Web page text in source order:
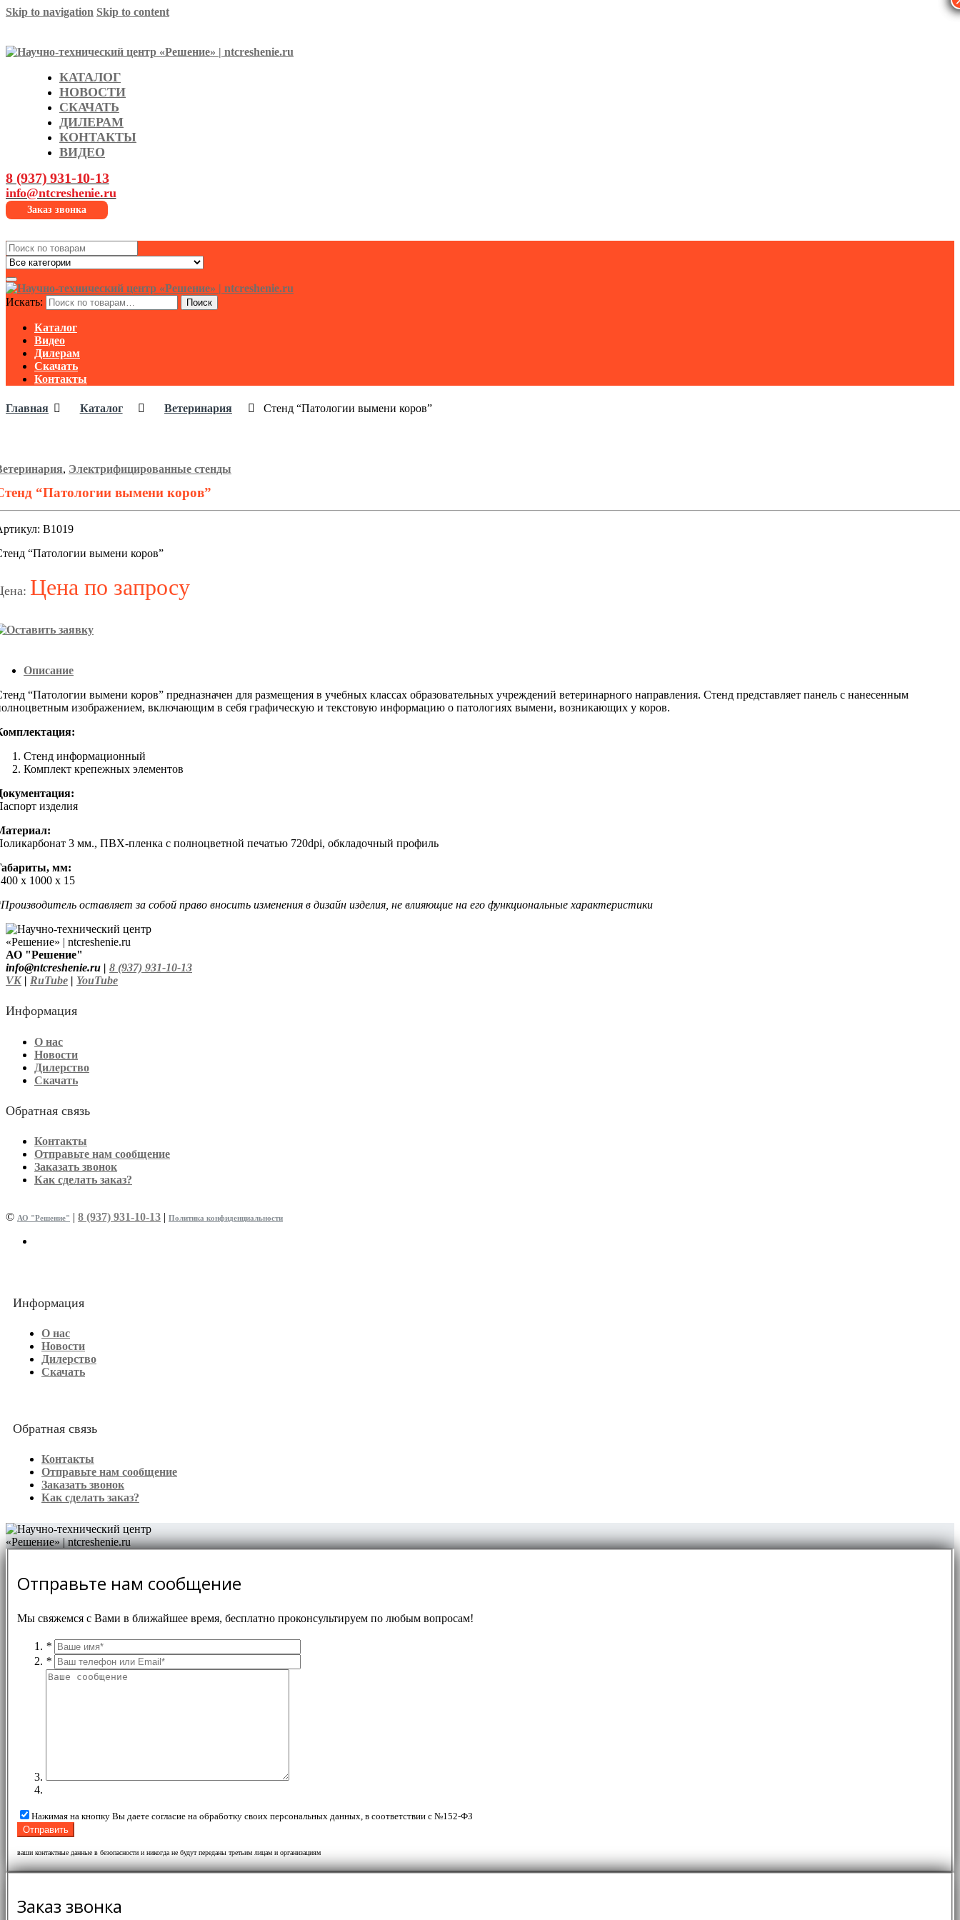
Skip to navigation Skip to content
КАТАЛОГ
НОВОСТИ
СКАЧАТЬ
ДИЛЕРАМ
КОНТАКТЫ
ВИДЕО
8 (937) 931-10-13
info@ntcreshenie.ru
Заказ звонка
Search
for:
Искать: Поиск
Каталог
Видео
Дилерам
Скачать
Контакты
Главная Каталог Ветеринария Стенд “Патологии вымени коров”
, Электрифицированные стенды
“Патологии вымени коров”
В1019
“Патологии вымени коров”
Цена по запросу
Описание
“Патологии вымени коров” предназначен для размещения в учебных классах образовательных учреждений ветеринарного направления. Стенд представляет панель с нанесенным
изображением, включающим в себя графическую и текстовую информацию о патологиях вымени, возникающих у коров.
Стенд информационный
Комплект крепежных элементов
изделия
3 мм., ПВХ-пленка с полноцветной печатью 720dpi, обкладочный профиль
мм:
х 1000 х 15
оставляет за собой право вносить изменения в дизайн изделия, не влияющие на его функциональные характеристики
АО "Решение"
info@ntcreshenie.ru | 8 (937) 931-10-13
VK| RuTube | YouTube
Информация
О нас
Новости
Дилерство
Скачать
Обратная связь
Контакты
Отправьте нам сообщение
Заказать звонок
Как сделать заказ?
© АО "Решение" | 8 (937) 931-10-13 | Политика конфиденциальности
Информация
О нас
Новости
Дилерство
Скачать
Обратная связь
Контакты
Отправьте нам сообщение
Заказать звонок
Как сделать заказ?
Отправьте нам сообщение
Мы свяжемся с Вами в ближайшее время, бесплатно проконсультируем по любым вопросам!
*
*
Нажимая на кнопку Вы даете согласие на обработку своих персональных данных, в соответствии с №152-ФЗ
ваши контактные данные в безопасности и никогда не будут переданы третьим лицам и организациям
Заказ звонка